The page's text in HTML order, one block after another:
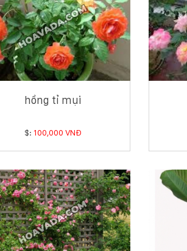
hồng tỉ mụi
$: 100,000 VNĐ